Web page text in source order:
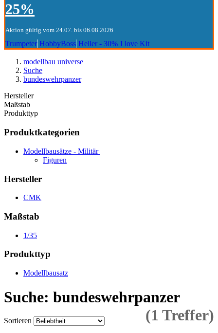
25%
Aktion gültig vom 24.07. bis 06.08.2026
Trumpeter HobbyBoss Heller - 30% I love Kit
modellbau universe
Suche
bundeswehrpanzer
Hersteller
Maßstab
Produkttyp
Produktkategorien
Modellbausätze - Militär
Figuren
Hersteller
CMK
Maßstab
1/35
Produkttyp
Modellbausatz
Suche: bundeswehrpanzer
(1 Treffer)
Sortieren